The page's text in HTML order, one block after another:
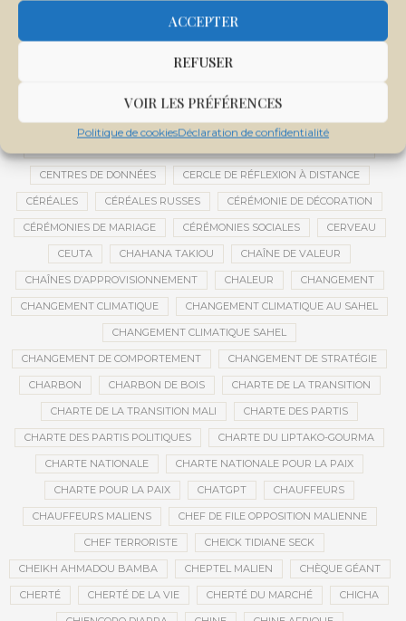
ACCEPTER
REFUSER
VOIR LES PRÉFÉRENCES
Politique de cookiesDéclaration de confidentialité
CENTRALE SOLAIRE DE SANANKOROBA
CENTRE D'INTELLIGENCE ARTIFICIELLE
CENTRE DE SANTÉ COMMUNAUTAIRE
CENTRE INTERNATIONAL DE CONFÉRENCES DE BAMAKO
CENTRE MALI
CENTRES DE DONNÉES CERCLE DE RÉFLEXION À DISTANCE
CÉRÉALES CÉRÉALES RUSSES CÉRÉMONIE DE DÉCORATION
CÉRÉMONIES DE MARIAGE CÉRÉMONIES SOCIALES CERVEAU
CEUTA CHAHANA TAKIOU CHAÎNE DE VALEUR
CHAÎNES D’APPROVISIONNEMENT CHALEUR CHANGEMENT
CHANGEMENT CLIMATIQUE CHANGEMENT CLIMATIQUE AU SAHEL
CHANGEMENT CLIMATIQUE SAHEL
CHANGEMENT DE COMPORTEMENT CHANGEMENT DE STRATÉGIE
CHARBON CHARBON DE BOIS CHARTE DE LA TRANSITION
CHARTE DE LA TRANSITION MALI CHARTE DES PARTIS
CHARTE DES PARTIS POLITIQUES CHARTE DU LIPTAKO-GOURMA
CHARTE NATIONALE CHARTE NATIONALE POUR LA PAIX
CHARTE POUR LA PAIX CHATGPT CHAUFFEURS
CHAUFFEURS MALIENS CHEF DE FILE OPPOSITION MALIENNE
CHEF TERRORISTE CHEICK TIDIANE SECK
CHEIKH AHMADOU BAMBA CHEPTEL MALIEN CHÈQUE GÉANT
CHERTÉ CHERTÉ DE LA VIE CHERTÉ DU MARCHÉ CHICHA